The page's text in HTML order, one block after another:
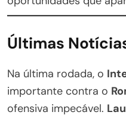
Últimas
Na última rodada, o
importante contra o
ofensiva impecável.